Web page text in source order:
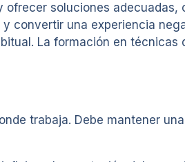
soluciones
convertir una experiencia
La formación en
trabaja. Debe mantener